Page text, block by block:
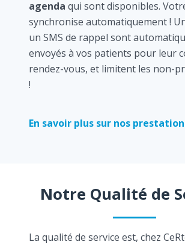
agenda qui sont disponibles.
synchronise automatiquement !
un SMS de rappel sont
envoyés à vos patients pour leur
rendez-vous, et limitent les non-
!
En savoir plus sur nos
Notre Qualité de
La qualité de service est, chez